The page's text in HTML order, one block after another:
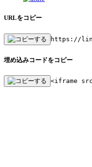
URLをコピー
https://
埋め込みコードをコピー
<iframe